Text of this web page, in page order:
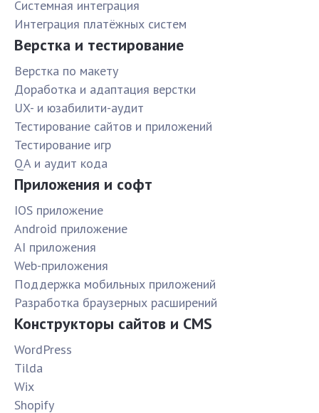
Системная интеграция
Интеграция платёжных систем
Верстка и тестирование
Верстка по макету
Доработка и адаптация верстки
UX- и юзабилити-аудит
Тестирование сайтов и приложений
Тестирование игр
QA и аудит кода
Приложения и софт
IOS приложение
Android приложение
AI приложения
Web-приложения
Поддержка мобильных приложений
Разработка браузерных расширений
Конструкторы сайтов и CMS
WordPress
Tilda
Wix
Shopify